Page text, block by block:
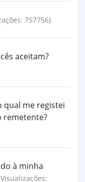
757756)
aceitam?
qual me registei
remetente?
à minha